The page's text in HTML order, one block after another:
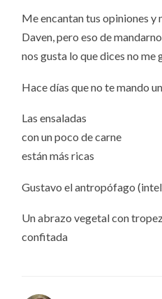
Me encantan tus opiniones
Daven, pero eso de
nos gusta lo que dices no me
Hace días que no te mando
Las ensaladas
con un poco de carne
están más ricas
Gustavo el antropófago
Un abrazo vegetal con
confitada